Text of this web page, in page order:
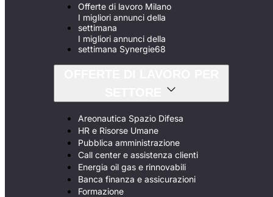
Offerte di lavoro Milano
I migliori annunci della
settimana
I migliori annunci della
settimana Synergie68
Areonautica Spazio Difesa
HR e Risorse Umane
Pubblica amministrazione
Call center e assistenza clienti
Energia oil gas e rinnovabili
Banca finanza e assicurazioni
Formazione